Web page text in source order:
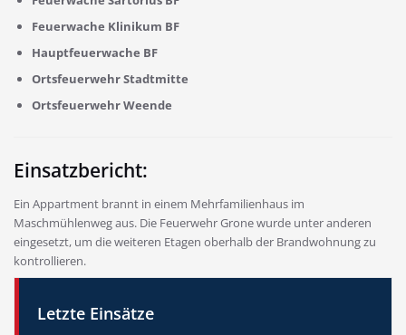
Feuerwache Klinikum BF
Hauptfeuerwache BF
Ortsfeuerwehr Stadtmitte
Ortsfeuerwehr Weende
Einsatzbericht:
Ein Appartment brannt in einem Mehrfamilienhaus im
Maschmühlenweg aus. Die Feuerwehr Grone wurde unter anderen
eingesetzt, um die weiteren Etagen oberhalb der Brandwohnung zu
kontrollieren.
Letzte Einsätze